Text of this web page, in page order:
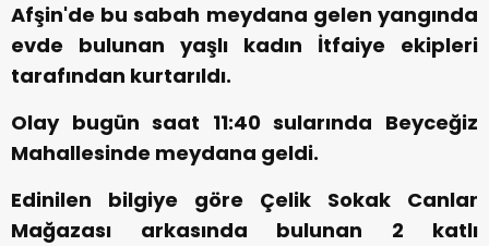
Afşin'de bu sabah meydana gelen yangında
evde bulunan yaşlı kadın İtfaiye ekipleri
tarafından kurtarıldı.
Olay bugün saat 11:40 sularında Beyceğiz
Mahallesinde meydana geldi.
Edinilen bilgiye göre Çelik Sokak Canlar
Mağazası arkasında bulunan 2 katlı